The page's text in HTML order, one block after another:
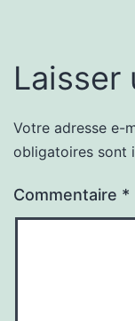
Laisser
Votre adresse e-
obligatoires sont
Commentaire *